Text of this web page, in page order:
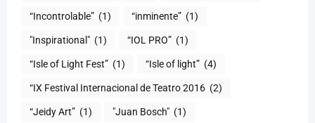
“Incontrolable” (1) “inminente” (1)
"Inspirational" (1) “IOL PRO” (1)
“Isle of Light Fest” (1) “Isle of light” (4)
“IX Festival Internacional de Teatro 2016 (2)
“Jeidy Art” (1) "Juan Bosch" (1)